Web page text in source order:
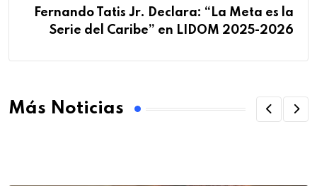
Fernando Tatis Jr. Declara: “La Meta es la
Serie del Caribe” en LIDOM 2025-2026
Más Noticias